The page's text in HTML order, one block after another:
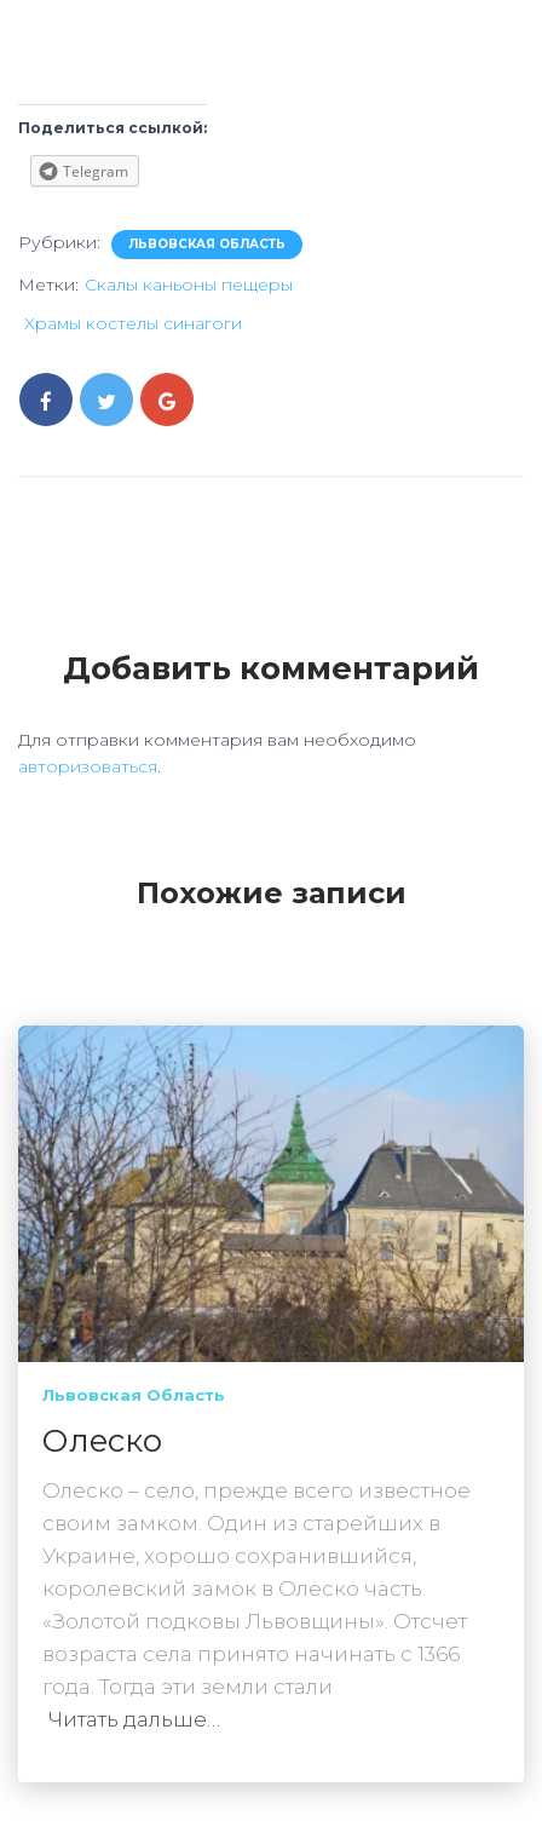
Поделиться ссылкой:
Telegram
Рубрики: ЛЬВОВСКАЯ ОБЛАСТЬ
Метки: Скалы каньоны пещеры
Храмы костелы синагоги
Добавить комментарий
Для отправки комментария вам необходимо
авторизоваться.
Похожие записи
Львовская Область
Олеско
Олеско – село, прежде всего известное
своим замком. Один из старейших в
Украине, хорошо сохранившийся,
королевский замок в Олеско часть
«Золотой подковы Львовщины». Отсчет
возраста села принято начинать с 1366
года. Тогда эти земли стали
Читать дальше…